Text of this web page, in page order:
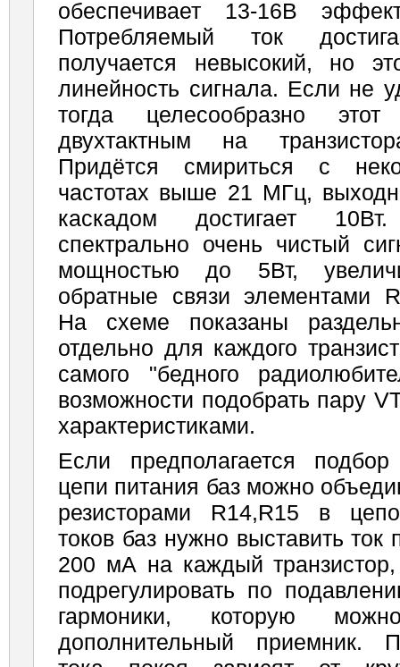
обеспечивает 13-16В
Потребляемый ток
получается невысокий, но
линейность сигнала. Если не
тогда целесообразно
двухтактным на
Придётся смириться с
частотах выше 21 МГц,
каскадом достигает
спектрально очень чистый
мощностью до 5Вт,
обратные связи элементами
На схеме показаны
отдельно для каждого
самого "бедного
возможности подобрать пару
характеристиками.
Если предполагается подбор
цепи питания баз можно
резисторами R14,R15 в
токов баз нужно выставить ток
200 мА на каждый
подрегулировать по
гармоники, которую
дополнительный приемник.